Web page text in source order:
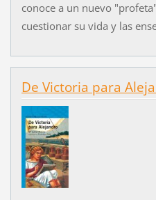
conoce a un nuevo
cuestionar su vida y las
De Victoria para